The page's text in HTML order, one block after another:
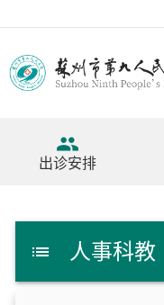

出诊安排
 人事科教